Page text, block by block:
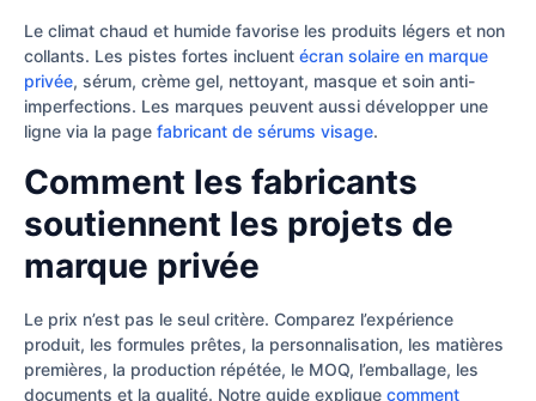
Le climat chaud et humide favorise les produits légers et non
collants. Les pistes fortes incluent écran solaire en marque
privée, sérum, crème gel, nettoyant, masque et soin anti-
imperfections. Les marques peuvent aussi développer une
ligne via la page fabricant de sérums visage.
Comment les fabricants
soutiennent les projets de
marque privée
Le prix n’est pas le seul critère. Comparez l’expérience
produit, les formules prêtes, la personnalisation, les matières
premières, la production répétée, le MOQ, l’emballage, les
documents et la qualité. Notre guide explique comment